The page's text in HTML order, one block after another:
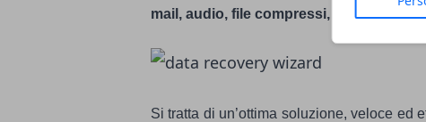
mail, audio, file compressi,
Si tratta di un’ottima soluzione, veloce ed